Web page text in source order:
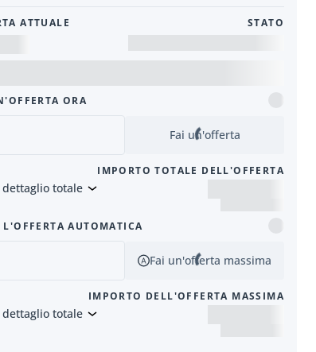
ATTUALE STATO
ORA
Fai un'offerta
IMPORTO TOTALE DELL'OFFERTA
totale
AUTOMATICA
Fai un'offerta massima
IMPORTO DELL'OFFERTA MASSIMA
totale